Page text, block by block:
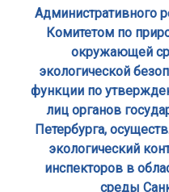
Административного
Комитетом по
окружающей
экологической
функции по
лиц органов
Петербурга,
экологический
инспекторов в
среды